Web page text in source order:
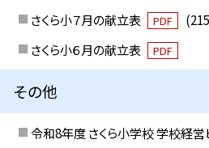
さくら小７月の献立表
PDF
さくら小６月の献立表
PDF
その他
令和8年度 さくら小学校 学校経営